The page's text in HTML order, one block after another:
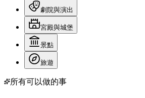
劇院與演出
宮殿與城堡
景點
旅遊
所有可以做的事